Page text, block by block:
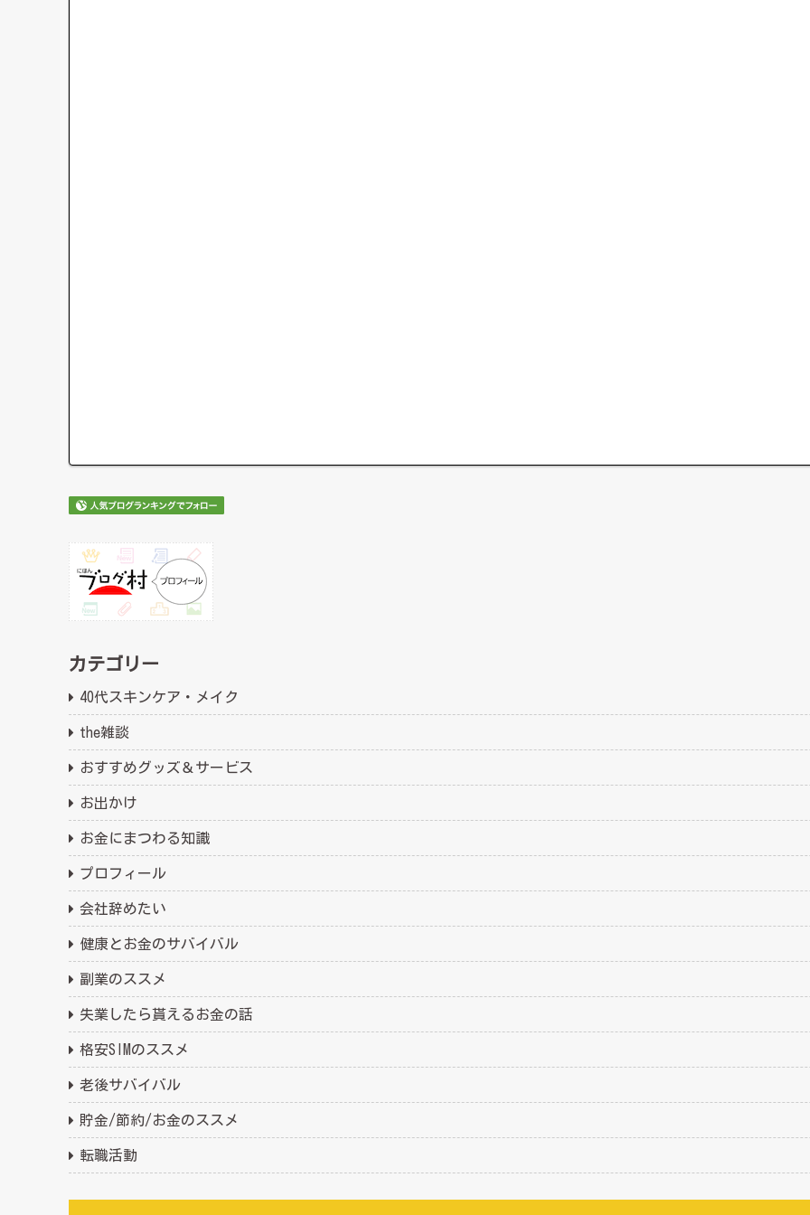
カテゴリー
40代スキンケア・メイク
the雑談
おすすめグッズ＆サービス
お出かけ
お金にまつわる知識
プロフィール
会社辞めたい
健康とお金のサバイバル
副業のススメ
失業したら貰えるお金の話
格安SIMのススメ
老後サバイバル
貯金/節約/お金のススメ
転職活動